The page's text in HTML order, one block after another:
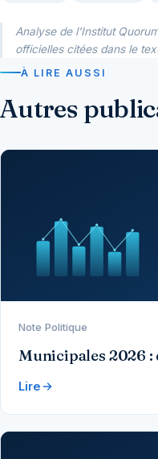
Analyse de l'Institut
officielles citées dans le
À LIRE AUSSI
Autres
Note Politique
Municipales 2026 :
Lire